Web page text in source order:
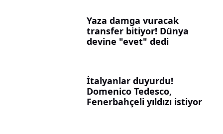
Yaza damga vuracak
transfer bitiyor! Dünya
devine "evet" dedi
İtalyanlar duyurdu!
Domenico Tedesco,
Fenerbahçeli yıldızı istiyor